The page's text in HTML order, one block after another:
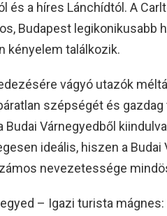
és a híres Lánchídtól. A
Budapest legikonikusabb
kényelem találkozik.
vágyó utazók
szépségét és
Budai Várnegyedből
ideális, hiszen a Budai
nevezetessége
– Igazi turista